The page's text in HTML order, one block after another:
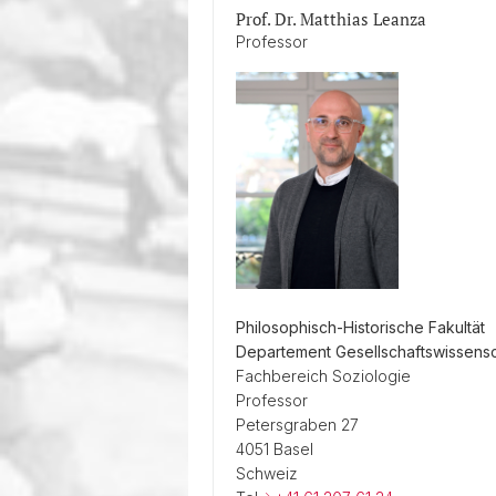
Prof. Dr. Matthias Leanza
Professor
Philosophisch-Historische Fakultät
Departement
Fachbereich Soziologie
Professor
Petersgraben 27
4051 Basel
Schweiz